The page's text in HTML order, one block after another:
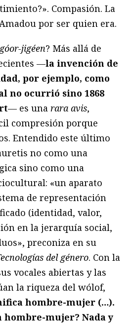
Compasión. La
por ser quien era.
góor-jigéen? Más allá de
—la invención de
por ejemplo, como
no ocurrió sino 1868
— es una rara avis,
compresión porque
Entendido este último
no como una
sino como una
«un aparato
de representación
(identidad, valor,
en la jerarquía social,
preconiza en su
del género. Con la
vocales abiertas y las
la riqueza del wólof,
hombre-mujer (…).
hombre-mujer? Nada y